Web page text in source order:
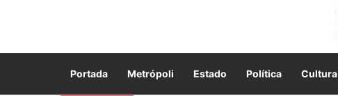
Portada Metrópoli Estado Política Cultura